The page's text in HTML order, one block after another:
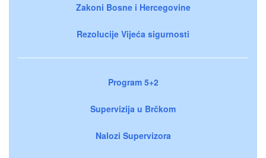
Zakoni Bosne i Hercegovine
Rezolucije Vijeća sigurnosti
Program 5+2
Supervizija u Brčkom
Nalozi Supervizora